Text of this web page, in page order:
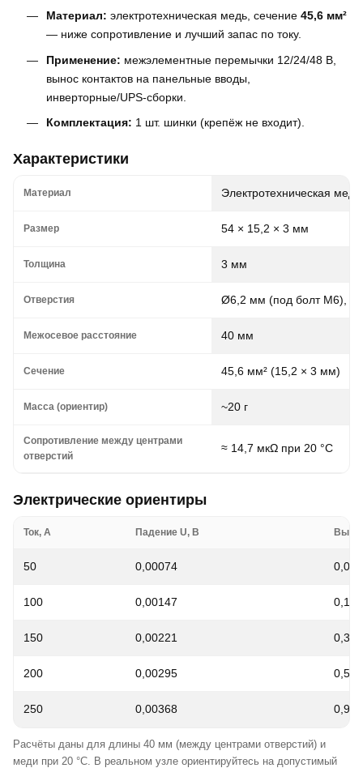
Материал: электротехническая медь, сечение 45,6 мм²
— ниже сопротивление и лучший запас по току.
Применение: межэлементные перемычки 12/24/48 В,
вынос контактов на панельные вводы,
инверторные/UPS-сборки.
Комплектация: 1 шт. шинки (крепёж не входит).
Характеристики
Материал Электротехническая
Размер 54 × 15,2 × 3 мм
Толщина 3 мм
Отверстия Ø6,2 мм (под болт M6), 2
Межосевое расстояние 40 мм
Сечение 45,6 мм² (15,2 × 3 мм)
Масса (ориентир) ~20 г
Сопротивление между центрами
отверстий
≈ 14,7 мкΩ при 20 °C
Электрические ориентиры
Ток, A Падение U, В
50 0,00074
100 0,00147 0,147
150 0,00221 0,332
200 0,00295 0,589
250 0,00368 0,921
Расчёты даны для длины 40 мм (между центрами отверстий) и
меди при 20 °C. В реальном узле ориентируйтесь на допустимый